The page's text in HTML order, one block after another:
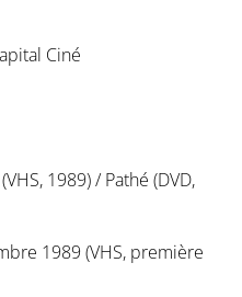
Ciné
1989) / Pathé (DVD,
1989 (VHS, première